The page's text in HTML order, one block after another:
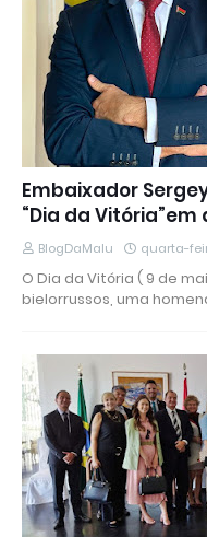
Embaixador
“Dia da
BlogDaMalu quarta-
O Dia da Vitória ( 9 de
bielorrussos, uma